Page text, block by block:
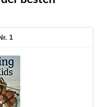
1